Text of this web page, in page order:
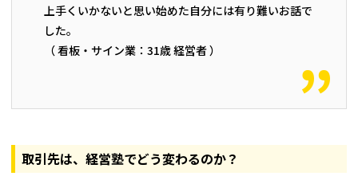
上手くいかないと思い始めた自分には有り難いお話で
した。
（ 看板・サイン業：31歳 経営者 ）
取引先は、経営塾でどう変わるのか？